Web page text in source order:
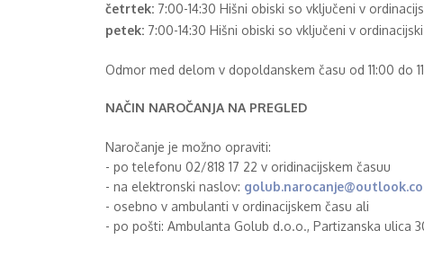
četrtek: 7:00-14:30 Hišni obiski so vključeni v
petek: 7:00-14:30 Hišni obiski so vključeni v
Odmor med delom v dopoldanskem času od 11:00 do
NAČIN NAROČANJA NA PREGLED
Naročanje je možno opraviti:
- po telefonu 02/818 17 22 v oridinacijskem časuu
- na elektronski naslov:
- osebno v ambulanti v ordinacijskem času ali
- po pošti: Ambulanta Golub d.o.o., Partizanska ulica